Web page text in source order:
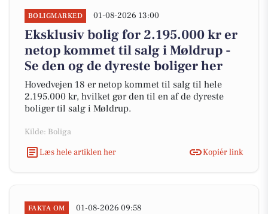
BOLIGMARKED 01-08-2026 13:00
Eksklusiv bolig for 2.195.000 kr er
netop kommet til salg i Møldrup -
Se den og de dyreste boliger her
Hovedvejen 18 er netop kommet til salg til hele
2.195.000 kr, hvilket gør den til en af de dyreste
boliger til salg i Møldrup.
Kilde: Boliga
Læs hele artiklen her
Kopiér link
FAKTA OM 01-08-2026 09:58